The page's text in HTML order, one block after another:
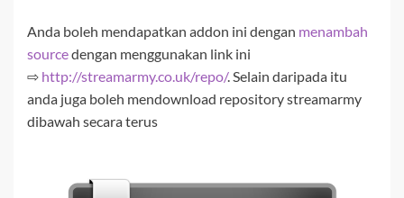
Anda boleh mendapatkan addon ini dengan menambah
sourcedengan menggunakan link ini
⇨ http://streamarmy.co.uk/repo/. Selain daripada itu
anda juga boleh mendownload repository streamarmy
dibawah secara terus